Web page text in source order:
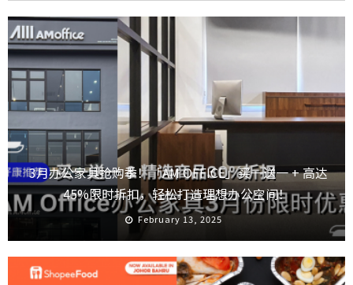
3月办公家具抢购季！「AM OFFICE」买一送一 + 高达
45%限时折扣，轻松打造理想办公空间！
February 13, 2025